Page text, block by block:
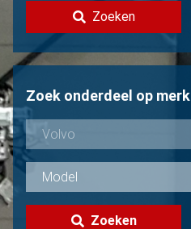
Zoeken
Zoek onderdeel op merk
Zoeken